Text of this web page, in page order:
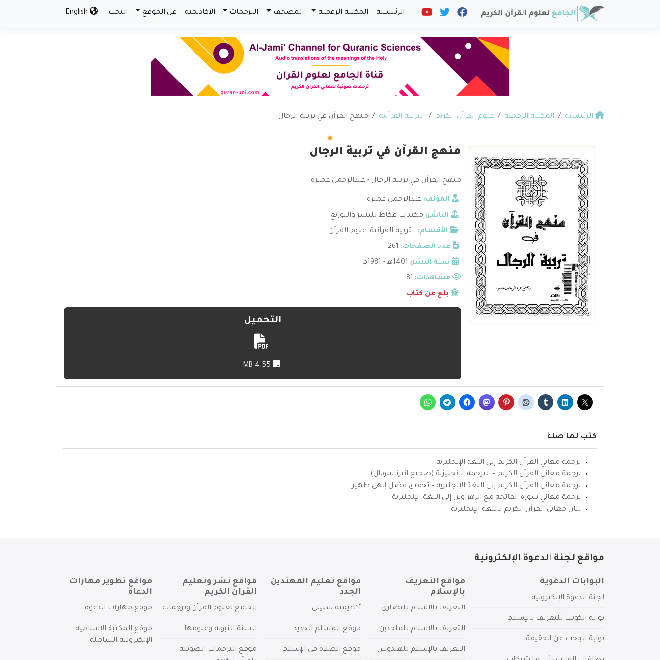
الرئيسية المكتبة الرقمية المصحف الترجمات الأكاديمية عن الموقع البحث
الرئيسية المكتبة الرقمية علوم القرآن الكريم التربية القرآنية منهج القرآن في تربية الرجال
منهج القرآن في تربية الرجال
منهج القرآن في تربية الرجال - عبدالرحمن عميرة
المؤلف: عبدالرحمن عميرة
الناشر: مكتبات عكاظ للنشر والتوزيع
الأقسام: التربية القرآنية, علوم القرآن
عدد الصفحات: 261
سنة النشر: 1401هـ - 1981م
مشاهدات:
بلّغ عن كتاب
التحميل
كتب لها صلة
ترجمة معاني القرآن الكريم إلى اللغة الإنجليزية
ترجمة معاني القرآن الكريم – الترجمة الإنجليزية (صحيح انترناشونال)
ترجمة معاني القرآن الكريم إلى اللغة الإنجليزية – تحقيق فضل إلهي ظهير
ترجمة معاني سورة الفاتحة مع الزهراوين إلى اللغة الإنجليزية
بيان معاني القرآن الكريم باللغة الإنجليزية
مواقع لجنة الدعوة الإلكترونية
البوابات الدعوية
لجنة الدعوة الإلكترونية
بوابة الكويت للتعريف بالإسلام
بوابة الباحث عن الحقيقة
مواقع التعريف
بالإسلام
التعريف بالإسلام للنصارى
التعريف بالإسلام للملحدين
التعريف بالإسلام للهندوس
مواقع تعليم المهتدين
الجدد
أكاديمية سبيلي
موقع المسلم الجديد
موقع الصلاة في الإسلام
مواقع نشر وتعليم
القرآن الكريم
الجامع لعلوم القرآن وترجماته
السنة النبوية وعلومها
موقع الترجمات الصوتية
مواقع تطوير مهارات
الدعاة
موقع مهارات الدعوة
موقع المكتبة الإسلامية
الإلكترونية الشاملة